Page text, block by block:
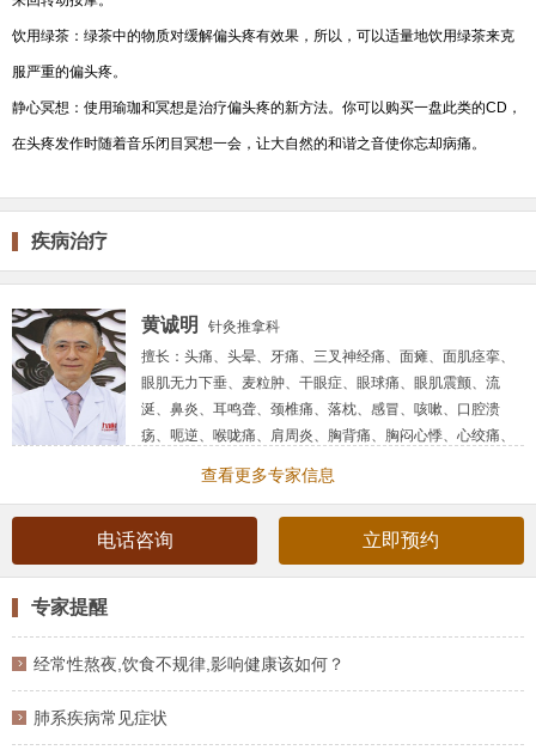
饮用绿茶：绿茶中的物质对缓解偏头疼有效果，所以，可以适量地饮用绿茶来克
服严重的偏头疼。
静心冥想：使用瑜珈和冥想是治疗偏头疼的新方法。你可以购买一盘此类的CD，
在头疼发作时随着音乐闭目冥想一会，让大自然的和谐之音使你忘却病痛。
疾病治疗
黄诚明
针灸推拿科
擅长： 头痛、头晕、牙痛、三叉神经痛、面瘫、面肌痉挛、
眼肌无力下垂、麦粒肿、干眼症、眼球痛、眼肌震颤、流
涎、鼻炎、耳鸣聋、颈椎痛、落枕、感冒、咳嗽、口腔溃
疡、呃逆、喉咙痛、肩周炎、胸背痛、胸闷心悸、心绞痛、
手指疼痛、脚踝、脚掌趾痛、腰间盘突出、腰背痛、带状疱
疹、坐骨神经痛、痛经、闭经、月经不调、痛风、类风湿、
肾结石、肾绞痛、胆结石、乳腺增生、乳房囊肿、中···
简介：台湾中医师，黑龙江中医药大学中医硕士，从医四十
查看更多专家信息
电话咨询 立即预约
专家提醒
经常性熬夜,饮食不规律,影响健康该如何？
肺系疾病常见症状